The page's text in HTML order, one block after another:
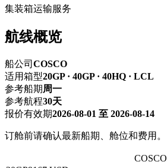
集装箱运输服务
航线概览
船公司 COSCO
适用箱型20GP · 40GP · 40HQ · LCL
参考船期 周一
参考航程30天
报价有效期2026-08-01 至 2026-08-14
订舱前请确认最新船期、舱位和费用。
COSCO